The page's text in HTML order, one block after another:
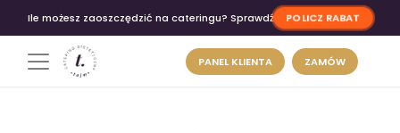
Ile możesz zaoszczędzić na cateringu? Sprawdź POLICZ RABAT
PANEL KLIENTA ZAMÓW